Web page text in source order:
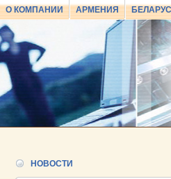
О КОМПАНИИ АРМЕНИЯ
НОВОСТИ
25.06.2026 ::Пост-релиз
25.06.2026 ::Деловая программа
VIETNAM 2026
VIETNAM 2026»